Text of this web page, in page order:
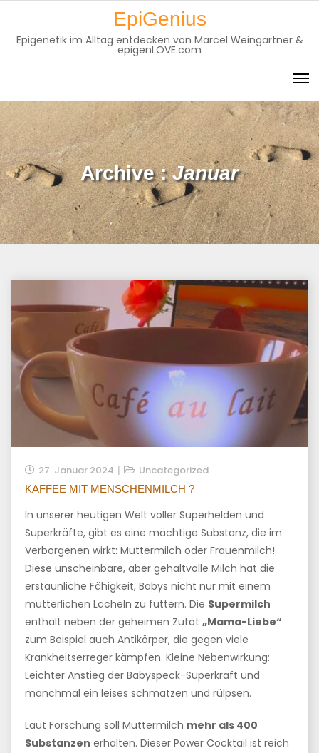
EpiGenius
Epigenetik im Alltag entdecken von Marcel Weingärtner &
epigenLOVE.com
Archive :Januar
27. Januar 2024 Uncategorized
KAFFEE MIT MENSCHENMILCH ?
In unserer heutigen Welt voller Superhelden und
Superkräfte, gibt es eine mächtige Substanz, die im
Verborgenen wirkt: Muttermilch oder Frauenmilch!
Diese unscheinbare, aber gehaltvolle Milch hat die
erstaunliche Fähigkeit, Babys nicht nur mit einem
mütterlichen Lächeln zu füttern. Die Supermilch
enthält neben der geheimen Zutat „Mama-Liebe“
zum Beispiel auch Antikörper, die gegen viele
Krankheitserreger kämpfen. Kleine Nebenwirkung:
Leichter Anstieg der Babyspeck-Superkraft und
manchmal ein leises schmatzen und rülpsen.
Laut Forschung soll Muttermilch mehr als 400
Substanzen erhalten. Dieser Power Cocktail ist reich